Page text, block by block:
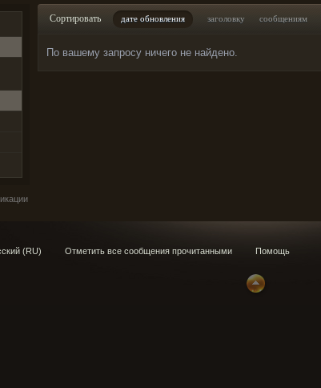
Сортировать дате обновления заголовку сообщениям
По вашему запросу ничего не найдено.
(RU) Отметить все сообщения прочитанными Помощь